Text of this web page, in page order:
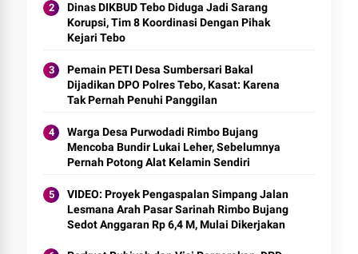
Dinas DIKBUD Tebo Diduga Jadi Sarang
Korupsi, Tim 8 Koordinasi Dengan Pihak
Kejari Tebo
Pemain PETI Desa Sumbersari Bakal
Dijadikan DPO Polres Tebo, Kasat: Karena
Tak Pernah Penuhi Panggilan
Warga Desa Purwodadi Rimbo Bujang
Mencoba Bundir Lukai Leher, Sebelumnya
Pernah Potong Alat Kelamin Sendiri
VIDEO: Proyek Pengaspalan Simpang Jalan
Lesmana Arah Pasar Sarinah Rimbo Bujang
Sedot Anggaran Rp 6,4 M, Mulai Dikerjakan